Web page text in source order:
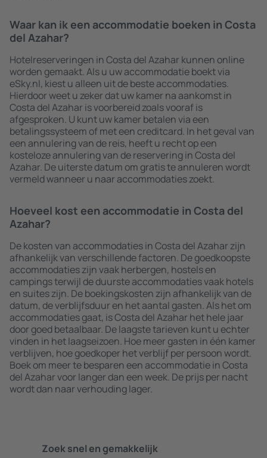
Waar kan ik een accommodatie boeken in Costa
del Azahar?
Hotelreserveringen in Costa del Azahar kunnen online
worden gemaakt. Als u uw accommodatie boekt via
eSky.nl, kiest u alleen uit de beste accommodaties.
Hierdoor weet u zeker dat uw kamer na aankomst in
Costa del Azahar is voorbereid zoals vooraf is
afgesproken. U kunt uw kamer betalen via een
betalingssysteem of met een creditcard. In het geval van
een annulering van de reis, heeft u recht op een
kosteloze annulering van de reservering in Costa del
Azahar. De uiterste datum om gratis te annuleren wordt
vermeld wanneer u naar accommodaties zoekt.
Hoeveel kost een accommodatie in Costa del
Azahar?
De kosten van accommodaties in Costa del Azahar zijn
afhankelijk van verschillende factoren. De goedkoopste
accommodaties zijn vaak herbergen, hostels en
campings terwijl de duurste accommodaties vaak hotels
en suites zijn. De boekingskosten zijn afhankelijk van de
datum, de verblijfsduur en het aantal gasten. Als het om
accommodaties gaat, is Costa del Azahar het hele jaar
door goed betaalbaar. De laagste tarieven kunt u echter
vinden in het laagseizoen. Hoe meer gasten in één kamer
verblijven, hoe goedkoper het verblijf per persoon wordt.
Boek om meer te besparen een accommodatie in Costa
del Azahar voor langer dan een week. De prijs per nacht
wordt dan naar verhouding lager.
Zoek snel en gemakkelijk